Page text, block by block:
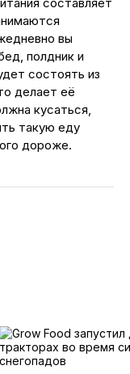
вы
полдник и
состоять из
делает её
кусаться,
такую еду
дороже.